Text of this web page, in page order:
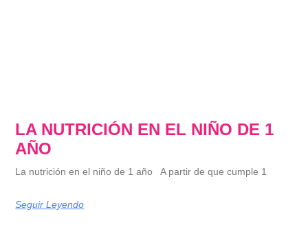
LA NUTRICIÓN EN EL NIÑO DE 1
AÑO
La nutrición en el niño de 1 año A partir de que cumple 1
Seguir Leyendo